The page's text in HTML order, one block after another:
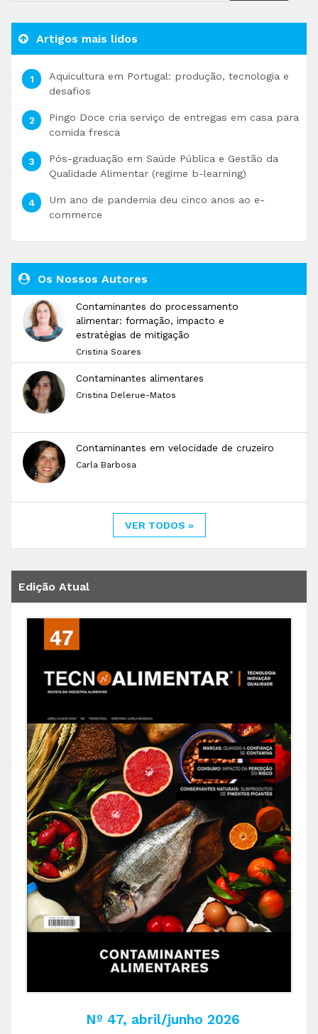
Artigos mais lidos
Aquicultura em Portugal: produção, tecnologia e
desafios
Pingo Doce cria serviço de entregas em casa para
comida fresca
Pós-graduação em Saúde Pública e Gestão da
Qualidade Alimentar (regime b-learning)
Um ano de pandemia deu cinco anos ao e-
commerce
Os Nossos Autores
Contaminantes do processamento
alimentar: formação, impacto e
estratégias de mitigação
Cristina Soares
Contaminantes alimentares
Cristina Delerue-Matos
Contaminantes em velocidade de cruzeiro
Carla Barbosa
VER TODOS »
Edição Atual
Nº 47, abril/junho 2026